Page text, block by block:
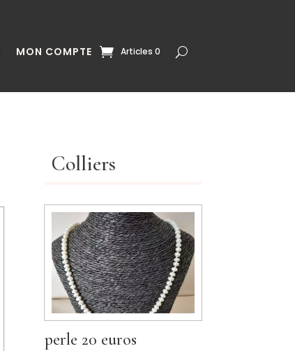
MON COMPTE Articles 0
Colliers
perle 20 euros